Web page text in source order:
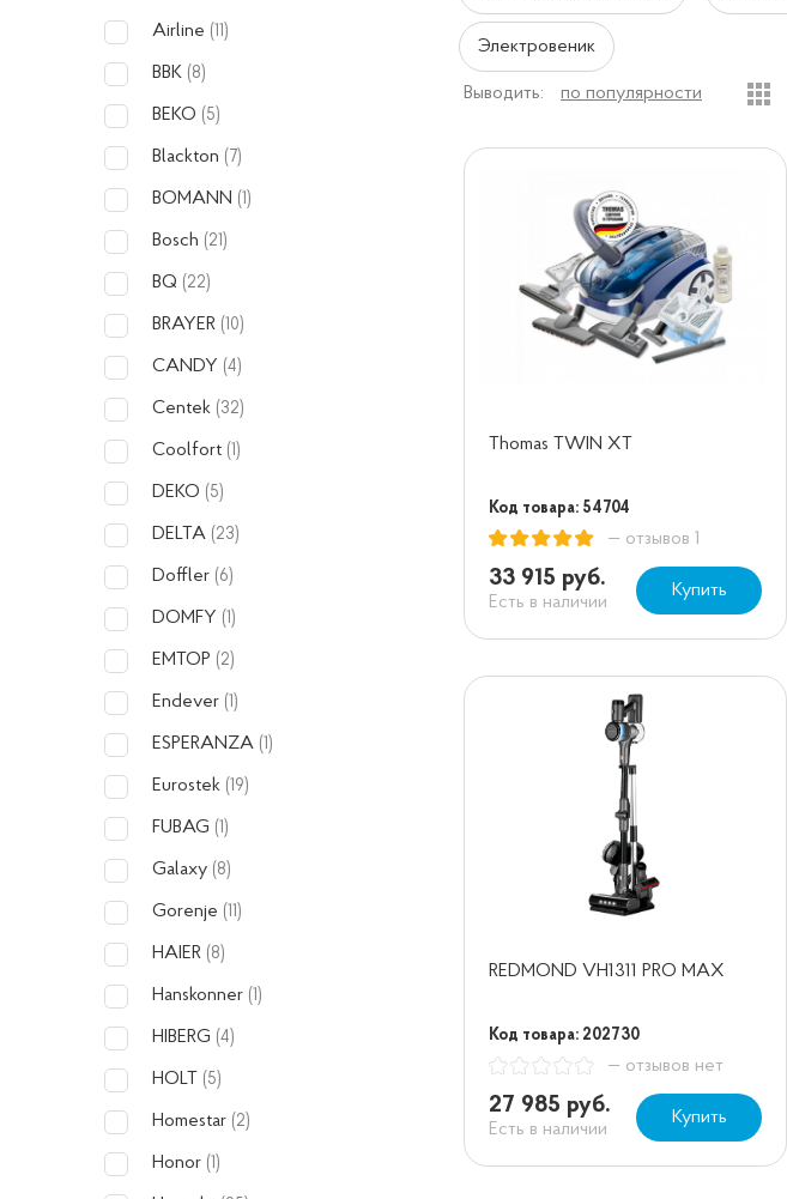
Airline (11)
BBK (8)
BEKO (5)
Blackton (7)
BOMANN (1)
Bosch (21)
BQ (22)
BRAYER (10)
CANDY (4)
Centek (32)
Coolfort (1)
DEKO (5)
DELTA (23)
Doffler (6)
DOMFY (1)
EMTOP (2)
Endever (1)
ESPERANZA (1)
Eurostek (19)
FUBAG (1)
Galaxy (8)
Gorenje (11)
HAIER (8)
Hanskonner (1)
HIBERG (4)
HOLT (5)
Homestar (2)
Honor (1)
Электровеник
Выводить: по популярности
Thomas TWIN XT
Код товара: 54704
— отзывов 1
33 915 руб.
Есть в наличии
Купить
REDMOND VH1311 PRO MAX
Код товара: 202730
— отзывов нет
27 985 руб.
Есть в наличии
Купить